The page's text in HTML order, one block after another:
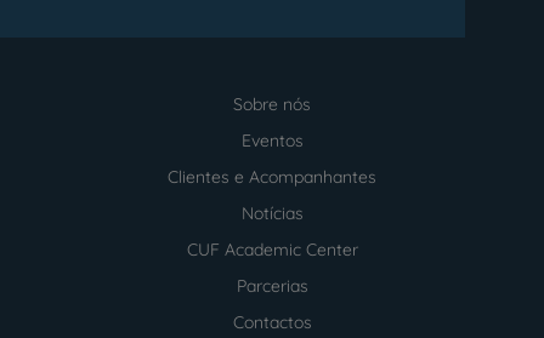
Sobre nós
Eventos
Clientes e Acompanhantes
Notícias
CUF Academic Center
Parcerias
Contactos